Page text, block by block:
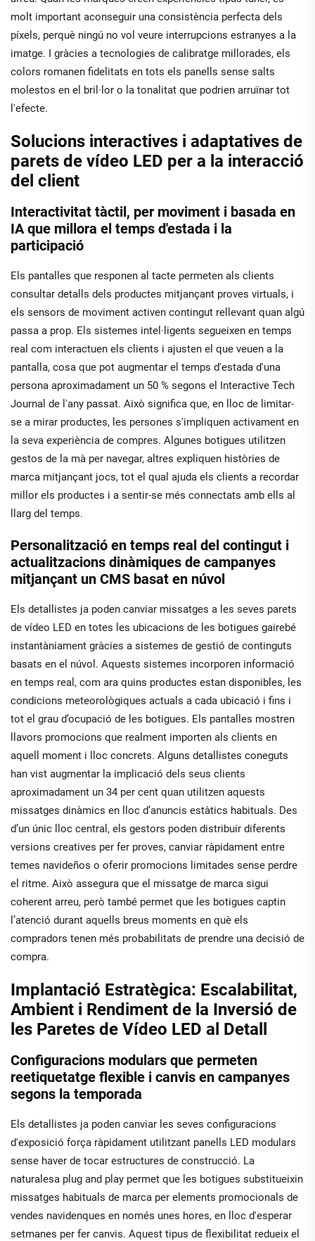
molt important aconseguir una consistència perfecta dels
píxels, perquè ningú no vol veure interrupcions estranyes a la
imatge. I gràcies a tecnologies de calibratge millorades, els
colors romanen fidelitats en tots els panells sense salts
molestos en el bril·lor o la tonalitat que podrien arruïnar tot
l'efecte.
Solucions interactives i adaptatives de
parets de vídeo LED per a la interacció
del client
Interactivitat tàctil, per moviment i basada en
IA que millora el temps d'estada i la
participació
Els pantalles que responen al tacte permeten als clients
consultar detalls dels productes mitjançant proves virtuals, i
els sensors de moviment activen contingut rellevant quan algú
passa a prop. Els sistemes intel·ligents segueixen en temps
real com interactuen els clients i ajusten el que veuen a la
pantalla, cosa que pot augmentar el temps d'estada d'una
persona aproximadament un 50 % segons el Interactive Tech
Journal de l'any passat. Això significa que, en lloc de limitar-
se a mirar productes, les persones s'impliquen activament en
la seva experiència de compres. Algunes botigues utilitzen
gestos de la mà per navegar, altres expliquen històries de
marca mitjançant jocs, tot el qual ajuda els clients a recordar
millor els productes i a sentir-se més connectats amb ells al
llarg del temps.
Personalització en temps real del contingut i
actualitzacions dinàmiques de campanyes
mitjançant un CMS basat en núvol
Els detallistes ja poden canviar missatges a les seves parets
de vídeo LED en totes les ubicacions de les botigues gairebé
instantàniament gràcies a sistemes de gestió de continguts
basats en el núvol. Aquests sistemes incorporen informació
en temps real, com ara quins productes estan disponibles, les
condicions meteorològiques actuals a cada ubicació i fins i
tot el grau d’ocupació de les botigues. Els pantalles mostren
llavors promocions que realment importen als clients en
aquell moment i lloc concrets. Alguns detallistes coneguts
han vist augmentar la implicació dels seus clients
aproximadament un 34 per cent quan utilitzen aquests
missatges dinàmics en lloc d’anuncis estàtics habituals. Des
d’un únic lloc central, els gestors poden distribuir diferents
versions creatives per fer proves, canviar ràpidament entre
temes navideños o oferir promocions limitades sense perdre
el ritme. Això assegura que el missatge de marca sigui
coherent arreu, però també permet que les botigues captin
l’atenció durant aquells breus moments en què els
compradors tenen més probabilitats de prendre una decisió de
compra.
Implantació Estratègica: Escalabilitat,
Ambient i Rendiment de la Inversió de
les Paretes de Vídeo LED al Detall
Configuracions modulars que permeten
reetiquetatge flexible i canvis en campanyes
segons la temporada
Els detallistes ja poden canviar les seves configuracions
d'exposició força ràpidament utilitzant panells LED modulars
sense haver de tocar estructures de construcció. La
naturalesa plug and play permet que les botigues substitueixin
missatges habituals de marca per elements promocionals de
vendes navidenques en només unes hores, en lloc d'esperar
setmanes per fer canvis. Aquest tipus de flexibilitat redueix el